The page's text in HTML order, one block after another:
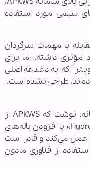
سیمی مورد استفاده
با مهمات سرگردان
مؤثری داشته، اما برای
که به دغدغه اصلی
طراحی نشده است.
هاآرتص در خصوص جزئیات این سامانه، نوشت که APKWS از
طریق ارتقای موشک‌های قدیمی «Hydra 70» با افزودن باله‌های
می‌کند و قادر است
از فناوری مادون